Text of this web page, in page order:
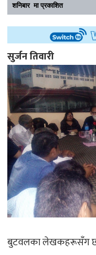
शनिबार मा प्रकाशित
सुर्जन तिवारी
बुटवलका लेखकहरूसँग